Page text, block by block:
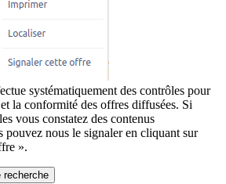
systématiquement des contrôles pour
la conformité des offres diffusées. Si
vous constatez des contenus
pouvez nous le signaler en cliquant sur
».
recherche